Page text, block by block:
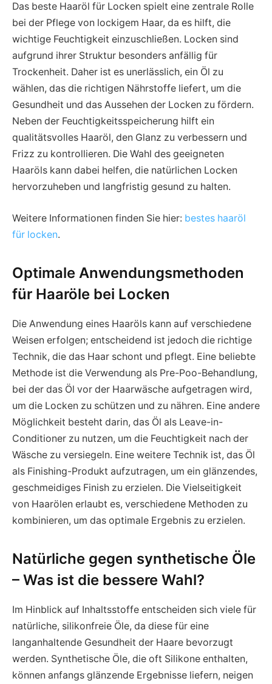
Das beste Haaröl für Locken spielt eine zentrale Rolle
bei der Pflege von lockigem Haar, da es hilft, die
wichtige Feuchtigkeit einzuschließen. Locken sind
aufgrund ihrer Struktur besonders anfällig für
Trockenheit. Daher ist es unerlässlich, ein Öl zu
wählen, das die richtigen Nährstoffe liefert, um die
Gesundheit und das Aussehen der Locken zu fördern.
Neben der Feuchtigkeitsspeicherung hilft ein
qualitätsvolles Haaröl, den Glanz zu verbessern und
Frizz zu kontrollieren. Die Wahl des geeigneten
Haaröls kann dabei helfen, die natürlichen Locken
hervorzuheben und langfristig gesund zu halten.
Weitere Informationen finden Sie hier: bestes haaröl
für locken.
Optimale Anwendungsmethoden
für Haaröle bei Locken
Die Anwendung eines Haaröls kann auf verschiedene
Weisen erfolgen; entscheidend ist jedoch die richtige
Technik, die das Haar schont und pflegt. Eine beliebte
Methode ist die Verwendung als Pre-Poo-Behandlung,
bei der das Öl vor der Haarwäsche aufgetragen wird,
um die Locken zu schützen und zu nähren. Eine andere
Möglichkeit besteht darin, das Öl als Leave-in-
Conditioner zu nutzen, um die Feuchtigkeit nach der
Wäsche zu versiegeln. Eine weitere Technik ist, das Öl
als Finishing-Produkt aufzutragen, um ein glänzendes,
geschmeidiges Finish zu erzielen. Die Vielseitigkeit
von Haarölen erlaubt es, verschiedene Methoden zu
kombinieren, um das optimale Ergebnis zu erzielen.
Natürliche gegen synthetische Öle
– Was ist die bessere Wahl?
Im Hinblick auf Inhaltsstoffe entscheiden sich viele für
natürliche, silikonfreie Öle, da diese für eine
langanhaltende Gesundheit der Haare bevorzugt
werden. Synthetische Öle, die oft Silikone enthalten,
können anfangs glänzende Ergebnisse liefern, neigen